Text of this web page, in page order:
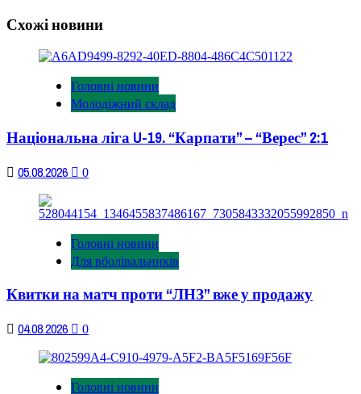
Схожі новини
Головні новини
Молодіжний склад
Національна ліга U-19. “Карпати” – “Верес” 2:1
05.08.2026 0
Головні новини
Для вболівальників
Квитки на матч проти “ЛНЗ” вже у продажу
04.08.2026 0
Головні новини